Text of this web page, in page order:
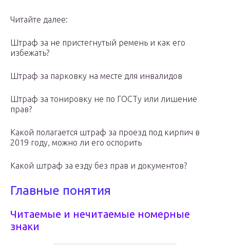
Читайте далее:
Штраф за не пристегнутый ремень и как его
избежать?
Штраф за парковку на месте для инвалидов
Штраф за тонировку не по ГОСТу или лишение
прав?
Какой полагается штраф за проезд под кирпич в
2019 году, можно ли его оспорить
Какой штраф за езду без прав и документов?
Главные понятия
Читаемые и нечитаемые номерные
знаки